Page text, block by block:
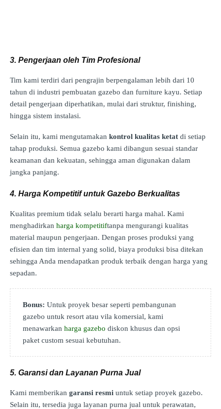
3. Pengerjaan oleh Tim Profesional
Tim kami terdiri dari pengrajin berpengalaman lebih dari 10
tahun di industri pembuatan gazebo dan furniture kayu. Setiap
detail pengerjaan diperhatikan, mulai dari struktur, finishing,
hingga sistem instalasi.
Selain itu, kami mengutamakan kontrol kualitas ketat di setiap
tahap produksi. Semua gazebo kami dibangun sesuai standar
keamanan dan kekuatan, sehingga aman digunakan dalam
jangka panjang.
4. Harga Kompetitif untuk Gazebo Berkualitas
Kualitas premium tidak selalu berarti harga mahal. Kami
menghadirkan harga kompetitiftanpa mengurangi kualitas
material maupun pengerjaan. Dengan proses produksi yang
efisien dan tim internal yang solid, biaya produksi bisa ditekan
sehingga Anda mendapatkan produk terbaik dengan harga yang
sepadan.
Bonus: Untuk proyek besar seperti pembangunan
gazebo untuk resort atau vila komersial, kami
menawarkan harga gazebo diskon khusus dan opsi
paket custom sesuai kebutuhan.
5. Garansi dan Layanan Purna Jual
Kami memberikan garansi resmi untuk setiap proyek gazebo.
Selain itu, tersedia juga layanan purna jual untuk perawatan,